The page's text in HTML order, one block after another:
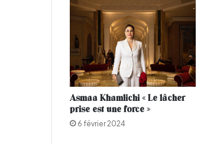
r
l
i
n
a
H
Asmaa Khamlichi « Le lâcher
prise est une force »
6 février 2024